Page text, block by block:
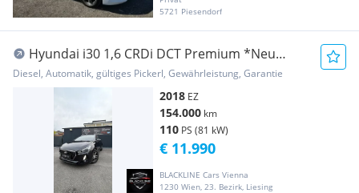
5721 Piesendorf
Hyundai i30 1,6 CRDi DCT Premium *Neu
Servis*
Diesel, Automatik, gültiges Pickerl, Gewährleistung, Garantie
2018 EZ
154.000 km
110 PS (81 kW)
BLACKLINE Cars Vienna
1230 Wien, 23. Bezirk, Liesing
€ 11.990